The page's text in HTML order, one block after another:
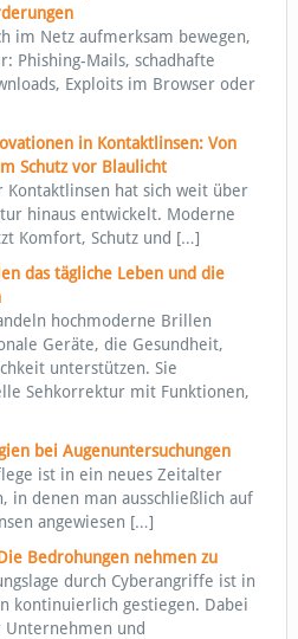
im Netz aufmerksam bewegen,
Phishing-Mails, schadhafte
Exploits im Browser oder
in Kontaktlinsen: Von
Schutz vor Blaulicht
Kontaktlinsen hat sich weit über
hinaus entwickelt. Moderne
Komfort, Schutz und […]
das tägliche Leben und die
hochmoderne Brillen
Geräte, die Gesundheit,
unterstützen. Sie
Sehkorrektur mit Funktionen,
bei Augenuntersuchungen
ist in ein neues Zeitalter
in denen man ausschließlich auf
angewiesen […]
Bedrohungen nehmen zu
durch Cyberangriffe ist in
kontinuierlich gestiegen. Dabei
und